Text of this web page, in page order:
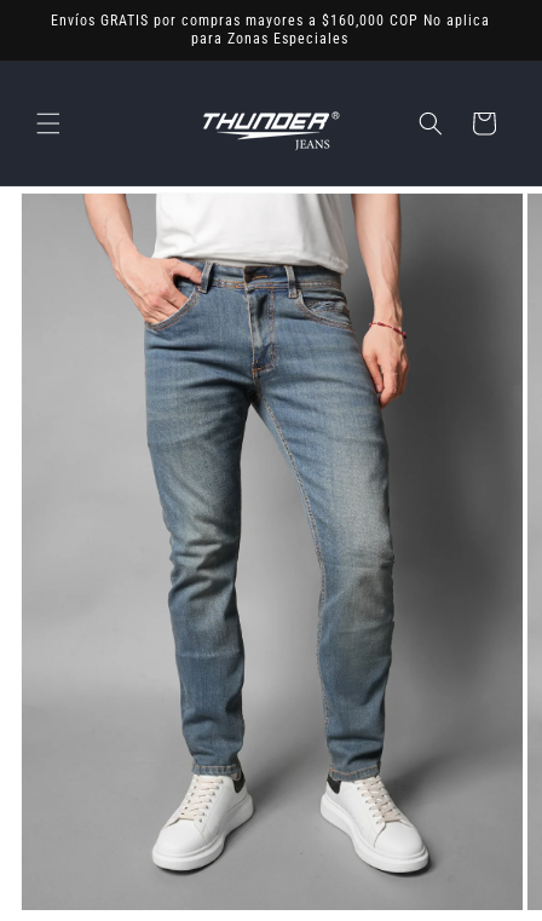
directamente
Envíos GRATIS por compras mayores a $160,000 COP No aplica
para Zonas Especiales
Carrito
directamente
información
del producto